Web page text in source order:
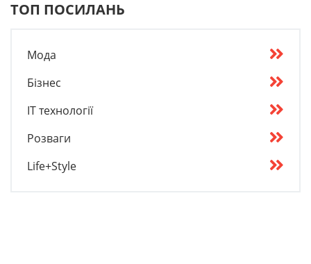
ТОП ПОСИЛАНЬ
Мода
Бізнес
IT технології
Розваги
Life+Style